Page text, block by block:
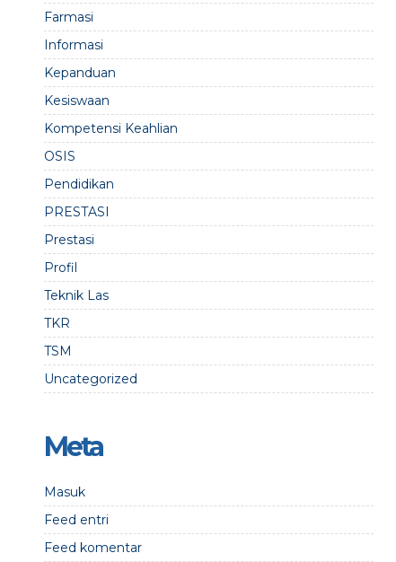
Farmasi
Informasi
Kepanduan
Kesiswaan
Kompetensi Keahlian
OSIS
Pendidikan
PRESTASI
Prestasi
Profil
Teknik Las
TKR
TSM
Uncategorized
Meta
Masuk
Feed entri
Feed komentar